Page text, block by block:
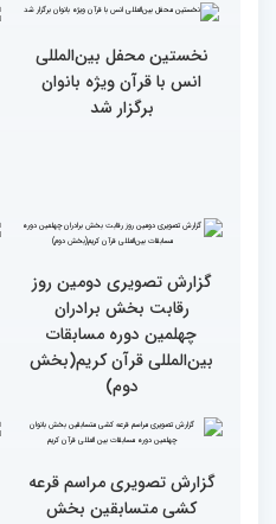
بین‌المللی قرآن کریم(بخش
سوم)
نخستین محفل بین‌المللی
انس با قرآن ویژه بانوان
برگزار شد
گزارش تصویری دومین روز